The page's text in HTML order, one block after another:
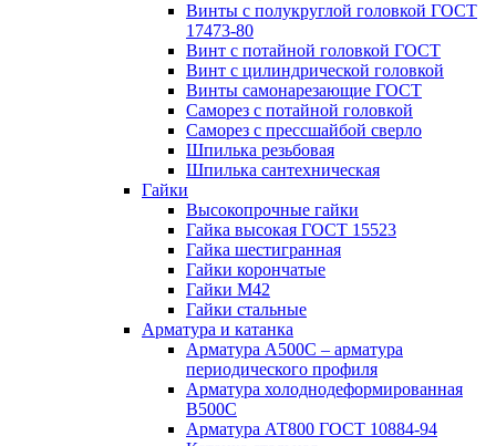
Винты с полукруглой головкой ГОСТ
17473-80
Винт с потайной головкой ГОСТ
Винт с цилиндрической головкой
Винты самонарезающие ГОСТ
Саморез с потайной головкой
Саморез с прессшайбой сверло
Шпилька резьбовая
Шпилька сантехническая
Гайки
Высокопрочные гайки
Гайка высокая ГОСТ 15523
Гайка шестигранная
Гайки корончатые
Гайки М42
Гайки стальные
Арматура и катанка
Арматура А500С – арматура
периодического профиля
Арматура холоднодеформированная
В500С
Арматура АТ800 ГОСТ 10884-94